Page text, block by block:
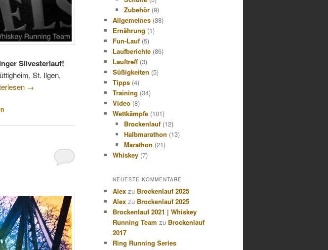
Silvesterlauf!
St. Ilgen,
→
Zubehör(9)
Allgemeines (38)
Ernährung (1)
Fun-Lauf (5)
Laufberichte (86)
Lauftreff (3)
Süßigkeiten (5)
Tipps (4)
Training (34)
Video (8)
Wettkämpfe (101)
Brockenlauf(12)
Halbmarathon (13)
Marathon (21)
Whiskey (7)
NEUESTE KOMMENTARE
Alex zu Brockenlauf 2025
Alex zu Brockenlauf 2025
Brockenlauf 2021 | Whiskey
Running Team zu Brockenlauf
2017
Ring Running Series